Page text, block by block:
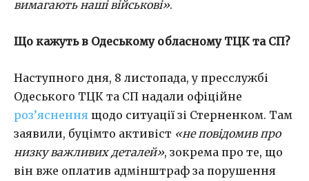
вимагають наші військові».
Що кажуть в Одеському обласному ТЦК та СП?
Наступного дня, 8 листопада, у пресслужбі
Одеського ТЦК та СП надали офіційне
роз’яснення щодо ситуації зі Стерненком. Там
заявили, буцімто активіст «не повідомив про
низку важливих деталей», зокрема про те, що
він вже оплатив адмінштраф за порушення